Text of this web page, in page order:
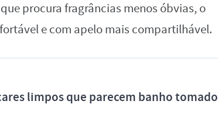
procura fragrâncias menos óbvias, o
e com apelo mais compartilhável.
limpos que parecem banho tomado